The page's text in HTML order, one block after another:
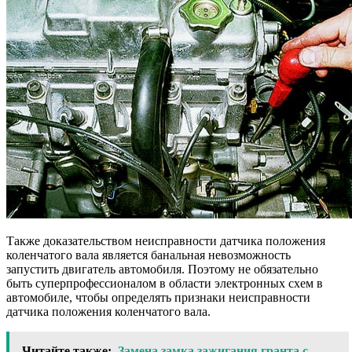
Также доказательством неисправности датчика положения
коленчатого вала является банальная невозможность
запустить двигатель автомобиля. Поэтому не обязательно
быть суперпрофессионалом в области электронных схем в
автомобиле, чтобы определять признаки неисправности
датчика положения коленчатого вала.